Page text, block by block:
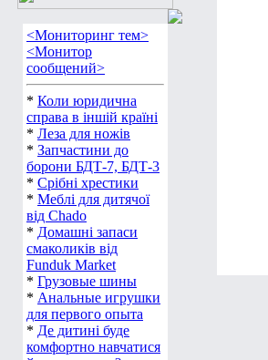
<Мониторинг тем>
<Монитор
сообщений>
* Коли юридична
справа в іншій країні
* Леза для ножів
* Запчастини до
борони БДТ-7, БДТ-3
* Срібні хрестики
* Меблі для дитячої
від Chado
* Домашні запаси
смаколиків від
Funduk Market
* Грузовые шины
* Анальные игрушки
для первого опыта
* Де дитині буде
комфортно навчатися